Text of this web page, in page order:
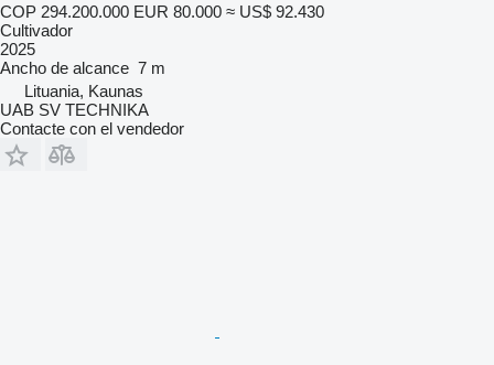
COP 294.200.000 EUR 80.000 ≈ US$ 92.430
Cultivador
2025
Ancho de alcance 7 m
Lituania, Kaunas
UAB SV TECHNIKA
Contacte con el vendedor